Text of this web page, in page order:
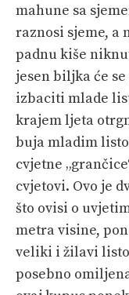
mahune sa
raznosi sjeme, a
padnu kiše
jesen biljka će
izbaciti mlade
krajem ljeta
buja mladim
cvjetne
cvjetovi. Ovo je
što ovisi o
metra visine,
veliki i žilavi
posebno